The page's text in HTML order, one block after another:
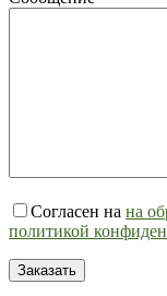
Согласен на на
политикой